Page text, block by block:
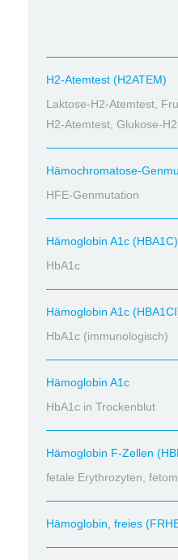
H2-Atemtest (H2ATEM)
Laktose-H2-Atemtest,
H2-Atemtest, Glukose-
Hämochromatose-
HFE-Genmutation
Hämoglobin A1c (HBA1C)
HbA1c
Hämoglobin A1c
HbA1c (immunologisch)
Hämoglobin A1c
HbA1c in Trockenblut
Hämoglobin F-Zellen
fetale Erythrozyten,
Hämoglobin, freies